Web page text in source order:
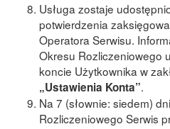
Usługa zostaje
potwierdzenia
Operatora Serwisu.
Okresu Rozliczeniowego
koncie Użytkownika w
„Ustawienia Konta”.
Na 7 (słownie: siedem)
Rozliczeniowego Serwis